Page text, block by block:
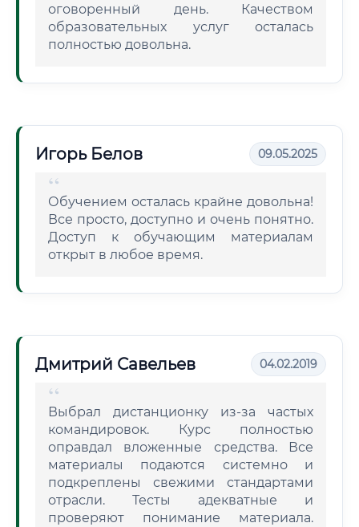
оговоренный день. Качеством
образовательных услуг осталась
полностью довольна.
Игорь Белов 09.05.2025
Обучением осталась крайне довольна!
Все просто, доступно и очень понятно.
Доступ к обучающим материалам
открыт в любое время.
Дмитрий Савельев 04.02.2019
Выбрал дистанционку из-за частых
командировок. Курс полностью
оправдал вложенные средства. Все
материалы подаются системно и
подкреплены свежими стандартами
отрасли. Тесты адекватные и
проверяют понимание материала.